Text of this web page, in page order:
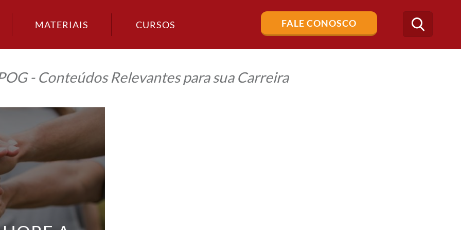
MATERIAIS CURSOS FALE CONOSCO
Buscar
no
blog
- Conteúdos Relevantes para sua Carreira